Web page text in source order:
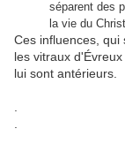
séparent des
la vie du
Ces influences,
les vitraux
lui sont antérieurs.